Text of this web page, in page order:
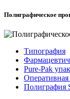
Полиграфическое
Типография
Pure-Pak
Полиграфия